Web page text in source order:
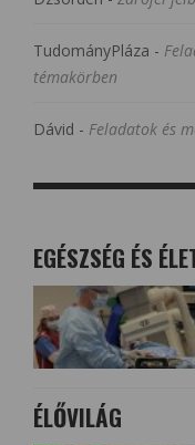
TudományPláza -
témakörben
Dávid - Feladatok és
EGÉSZSÉG ÉS
ÉLŐVILÁG